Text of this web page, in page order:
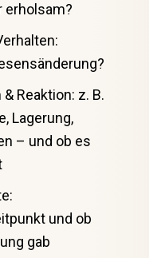
erholsam?
Reaktion: z. B.
Lagerung,
– und ob es
und ob
gab